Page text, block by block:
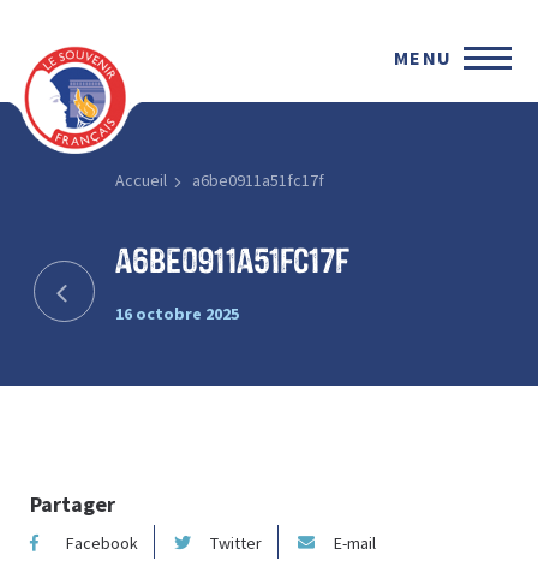
MENU
Accueil a6be0911a51fc17f
a6be0911a51fc17f
16 octobre 2025
Partager
Facebook Twitter E-mail